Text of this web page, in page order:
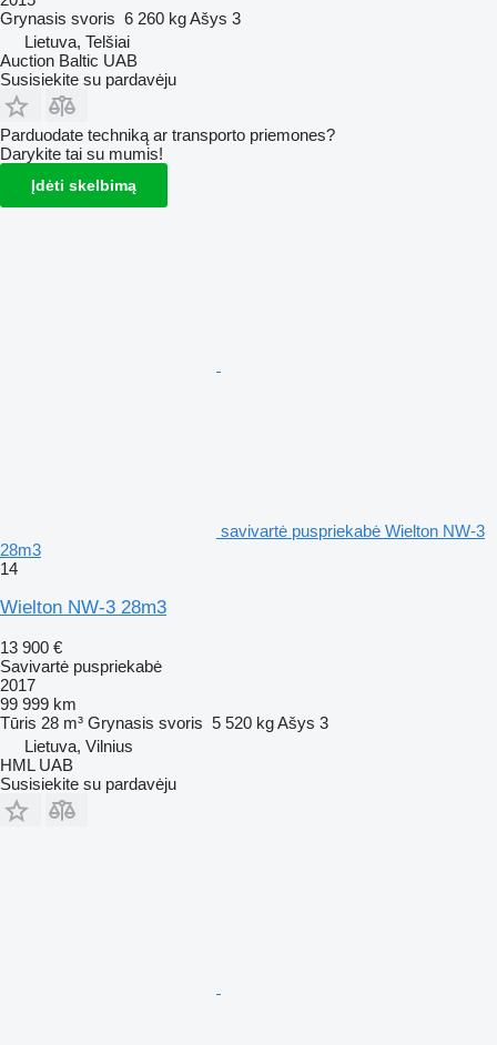
Grynasis svoris 6 260 kgAšys 3
Lietuva, Telšiai
Auction Baltic UAB
Susisiekite su pardavėju
Parduodate techniką ar transporto priemones?
Darykite tai su mumis!
Įdėti skelbimą
savivartė puspriekabė Wielton NW-3
28m3
14
Wielton NW-3 28m3
13 900 €
Savivartė puspriekabė
2017
99 999 km
Tūris 28 m³ Grynasis svoris 5 520 kgAšys 3
Lietuva, Vilnius
HML UAB
Susisiekite su pardavėju